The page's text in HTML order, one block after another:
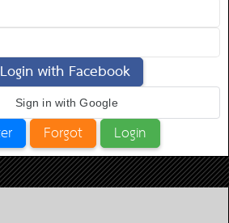
Login with Facebook
Sign in with Google